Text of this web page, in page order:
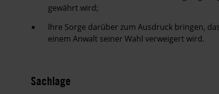
gewährt wird;
Ihre Sorge darüber zum Ausdruck bringen,
einem Anwalt seiner Wahl verweigert wird.
Sachlage